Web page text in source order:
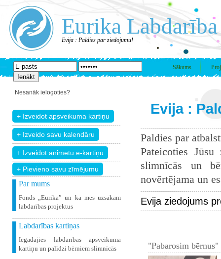
Eurika Labdarība
Evija : Paldies par ziedojumu!
Sākums
Nesanāk ielogoties?
+ Pievieno savu zīmējumu
Par mums
Fonds „Eurika” un kā mēs uzsākām
labdarības projektus
Labdarības kartiņas
Iegādājies labdarības apsveikuma
kartiņu un palīdzi bērniem slimnīcās
Evija :
Paldies par
Pateicoties
slimnīcās un
novērtējama un
Evija ziedojums
"Pabarosim